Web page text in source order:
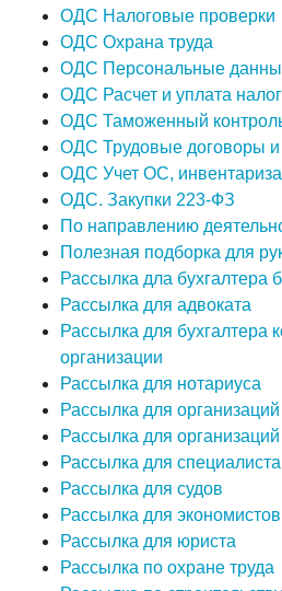
ОДС Налоговые проверки
ОДС Охрана труда
ОДС Персональные
ОДС Расчет и уплата
ОДС Таможенный
ОДС Трудовые договоры
ОДС Учет ОС,
ОДС. Закупки 223-ФЗ
По направлению
Полезная подборка для
Рассылка дла бухгалтера
Рассылка для адвоката
Рассылка для бухгалтера
организации
Рассылка для нотариуса
Рассылка для
Рассылка для
Рассылка для
Рассылка для судов
Рассылка для экономистов
Рассылка для юриста
Рассылка по охране труда